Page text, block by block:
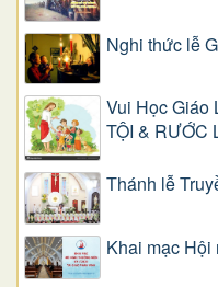
Nghi thức lễ
Vui Học Giáo
TỘI & RƯỚC
Thánh lễ
Khai mạc Hội